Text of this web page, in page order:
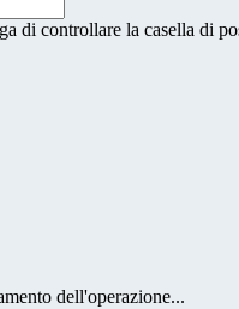
di controllare la casella di
dell'operazione...